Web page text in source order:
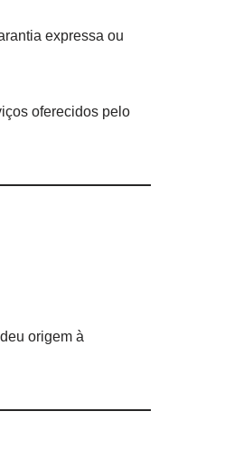
expressa ou
oferecidos pelo
origem à